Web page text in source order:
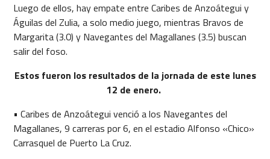
Luego de ellos, hay empate entre Caribes de Anzoátegui y
Águilas del Zulia, a solo medio juego, mientras Bravos de
Margarita (3.0) y Navegantes del Magallanes (3.5) buscan
salir del foso.
Estos fueron los resultados de la jornada de este lunes
12 de enero.
• Caribes de Anzoátegui venció a los Navegantes del
Magallanes, 9 carreras por 6, en el estadio Alfonso «Chico»
Carrasquel de Puerto La Cruz.